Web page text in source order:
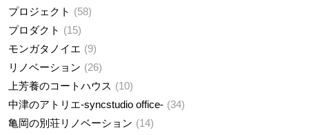
プロジェクト
58
プロダクト
15
モンガタノイエ
9
リノベーション
26
上芳養のコートハウス
10
中津のアトリエ-syncstudio office- 34
亀岡の別荘リノベーション
14